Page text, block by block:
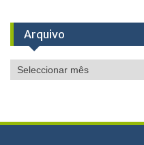
Arquivo
Arquivo